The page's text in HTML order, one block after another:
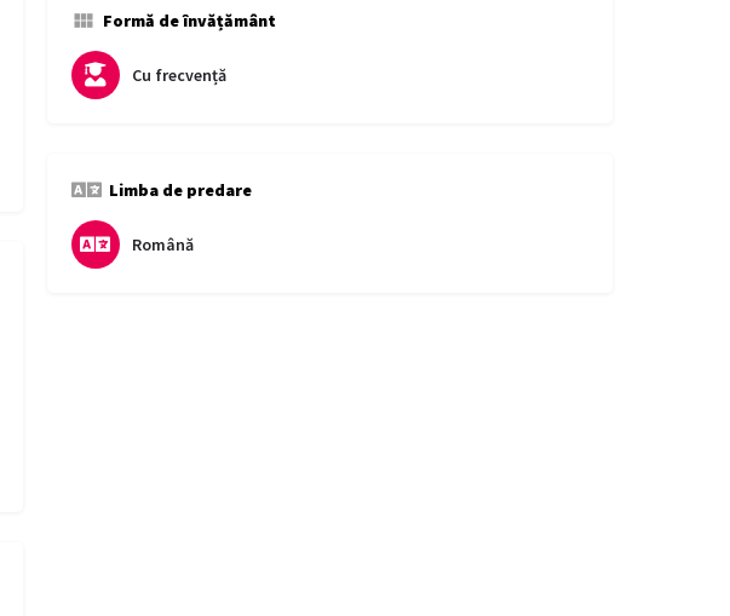
Formă de învățământ
Cu frecvență
Limba de predare
Română